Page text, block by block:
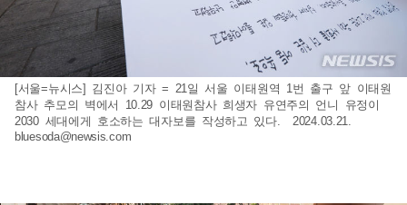
[서울=뉴시스] 김진아 기자 = 21일 서울 이태원역 1번 출구 앞 이태원
참사 추모의 벽에서 10.29 이태원참사 희생자 유연주의 언니 유정이
2030 세대에게 호소하는 대자보를 작성하고 있다. 2024.03.21.
bluesoda@newsis.com